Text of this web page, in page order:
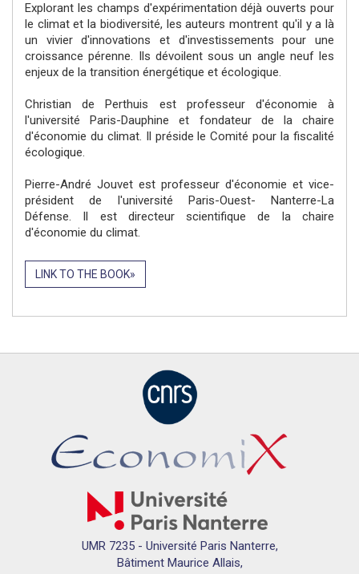
Explorant les champs d'expérimentation déjà ouverts pour
le climat et la biodiversité, les auteurs montrent qu'il y a là
un vivier d'innovations et d'investissements pour une
croissance pérenne. Ils dévoilent sous un angle neuf les
enjeux de la transition énergétique et écologique.
Christian de Perthuis est professeur d'économie à
l'université Paris-Dauphine et fondateur de la chaire
d'économie du climat. Il préside le Comité pour la fiscalité
écologique.
Pierre-André Jouvet est professeur d'économie et vice-
président de l'université Paris-Ouest- Nanterre-La
Défense. Il est directeur scientifique de la chaire
d'économie du climat.
LINK TO THE BOOK
UMR 7235 - Université Paris Nanterre,
Bâtiment Maurice Allais,